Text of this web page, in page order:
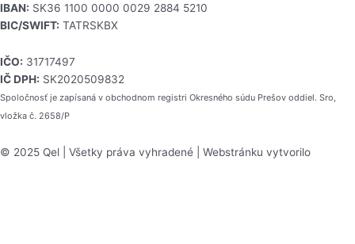
IBAN: SK36 1100 0000 0029 2884 5210
BIC/SWIFT: TATRSKBX
IČO: 31717497
IČ DPH: SK2020509832
Spoločnosť je zapísaná v obchodnom registri Okresného súdu Prešov oddiel. Sro,
vložka č. 2658/P
© 2025 Qel | Všetky práva vyhradené | Webstránku vytvorilo